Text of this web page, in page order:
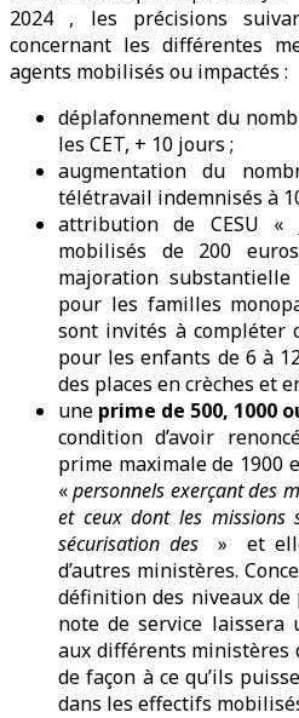
2024 , les précisions
concernant les différentes
agents mobilisés ou impactés :
déplafonnement du
les CET, + 10 jours ;
augmentation du
télétravail indemnisés à
attribution de CESU «
mobilisés de 200
majoration
pour les familles
sont invités à compléter
pour les enfants de 6 à
des places en crèches et
une prime de 500, 1000
condition d’avoir
prime maximale de 1900
«personnels exerçant des
et ceux dont les missions
sécurisation des » et elle
d’autres ministères.
définition des niveaux
note de service laissera
aux différents
de façon à ce qu’ils
dans les effectifs